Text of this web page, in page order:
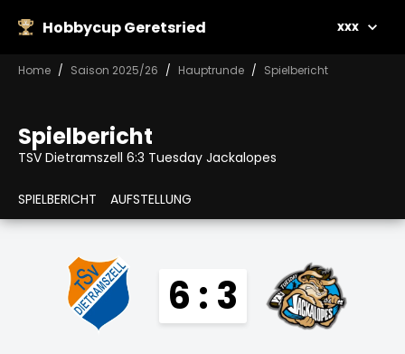
Hobbycup Geretsried xxx
Home Saison 2025/26 Hauptrunde Spielbericht
Spielbericht
TSV Dietramszell 6:3 Tuesday Jackalopes
SPIELBERICHT AUFSTELLUNG
6 : 3